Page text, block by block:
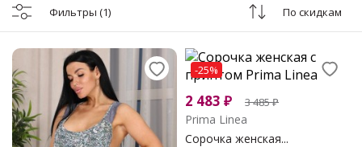
Фильтры (1) По скидкам
-25%
2 483 ₽ 3 485₽
Prima Linea
Сорочка женская...